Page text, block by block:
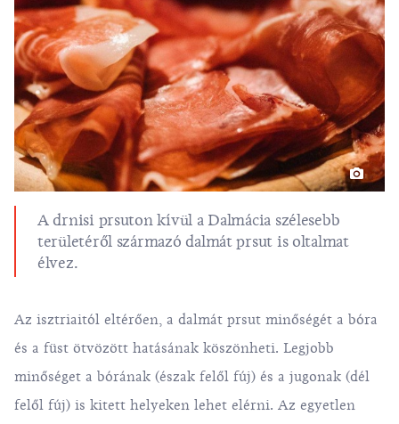
A drnisi prsuton kívül a Dalmácia szélesebb
területéről származó dalmát prsut is oltalmat
élvez.
Az isztriaitól eltérően, a dalmát prsut minőségét a bóra
és a füst ötvözött hatásának köszönheti. Legjobb
minőséget a bórának (észak felől fúj) és a jugonak (dél
felől fúj) is kitett helyeken lehet elérni. Az egyetlen